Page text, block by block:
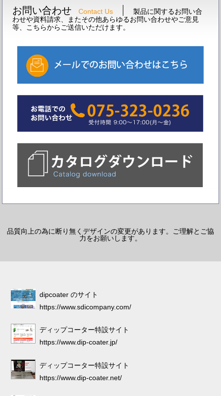
お問い合わせ Contact Us
製品に関するお問い合
わせや資料請求、またその他あらゆるお問い合わせやご意見
等、こちらからご送信いただけます。
品質向上の為に断り無くデザインの変更があります。ご理解とご協
力をお願いします。
dipcoater のサイト
https://www.sdicompany.com/
ディップコーター特設サイト
https://www.dip-coater.jp/
ディップコーター特設サイト
https://www.dip-coater.net/